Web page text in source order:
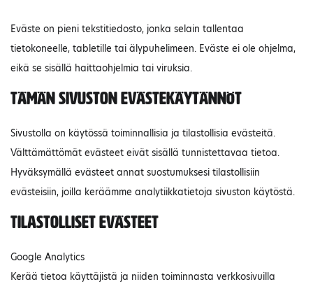
Eväste on pieni tekstitiedosto, jonka selain tallentaa
tietokoneelle, tabletille tai älypuhelimeen. Eväste ei ole ohjelma,
eikä se sisällä haittaohjelmia tai viruksia.
Tämän sivuston evästekäytännöt
Sivustolla on käytössä toiminnallisia ja tilastollisia evästeitä.
Välttämättömät evästeet eivät sisällä tunnistettavaa tietoa.
Hyväksymällä evästeet annat suostumuksesi tilastollisiin
evästeisiin, joilla keräämme analytiikkatietoja sivuston käytöstä.
Tilastolliset evästeet
Google Analytics
Kerää tietoa käyttäjistä ja niiden toiminnasta verkkosivuilla